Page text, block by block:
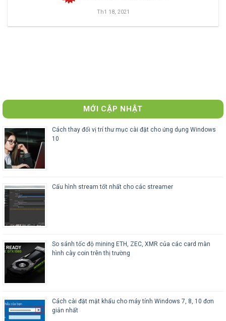
Th1 18, 2021
MỚI CẬP NHẬT
Cách thay đổi vị trí thư mục cài đặt cho ứng dụng Windows
10
Cấu hình stream tốt nhất cho các streamer
So sánh tốc độ mining ETH, ZEC, XMR của các card màn
hình cày coin trên thị trường
Cách cài đặt mật khẩu cho máy tính Windows 7, 8, 10 đơn
giản nhất